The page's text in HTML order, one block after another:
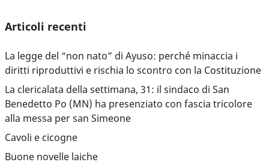
Articoli recenti
La legge del “non nato” di Ayuso: perché minaccia i
diritti riproduttivi e rischia lo scontro con la Costituzione
La clericalata della settimana, 31: il sindaco di San
Benedetto Po (MN) ha presenziato con fascia tricolore
alla messa per san Simeone
Cavoli e cicogne
Buone novelle laiche